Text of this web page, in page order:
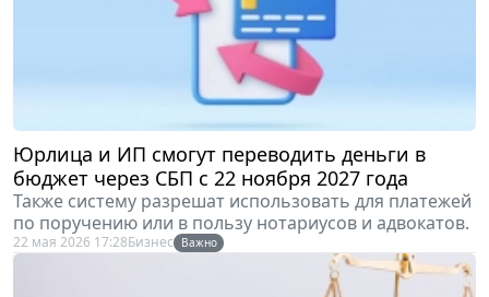
Юрлица и ИП смогут переводить деньги в
бюджет через СБП с 22 ноября 2027 года
Также систему разрешат использовать для платежей
по поручению или в пользу нотариусов и адвокатов.
22 мая 2026 17:28Бизнес Важно